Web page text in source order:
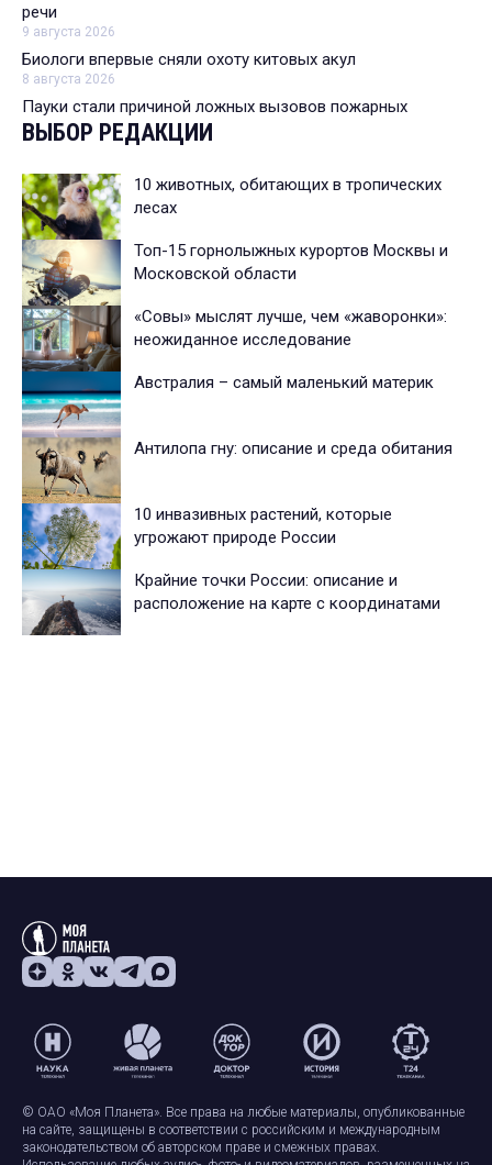
речи
9 августа 2026
Биологи впервые сняли охоту китовых акул
8 августа 2026
Пауки стали причиной ложных вызовов пожарных
ВЫБОР РЕДАКЦИИ
10 животных, обитающих в тропических
лесах
Топ-15 горнолыжных курортов Москвы и
Московской области
«Совы» мыслят лучше, чем «жаворонки»:
неожиданное исследование
Австралия – самый маленький материк
Антилопа гну: описание и среда обитания
10 инвазивных растений, которые
угрожают природе России
Крайние точки России: описание и
расположение на карте с координатами
© ОАО «Моя Планета». Все права на любые материалы, опубликованные
на сайте, защищены в соответствии с российским и международным
законодательством об авторском праве и смежных правах.